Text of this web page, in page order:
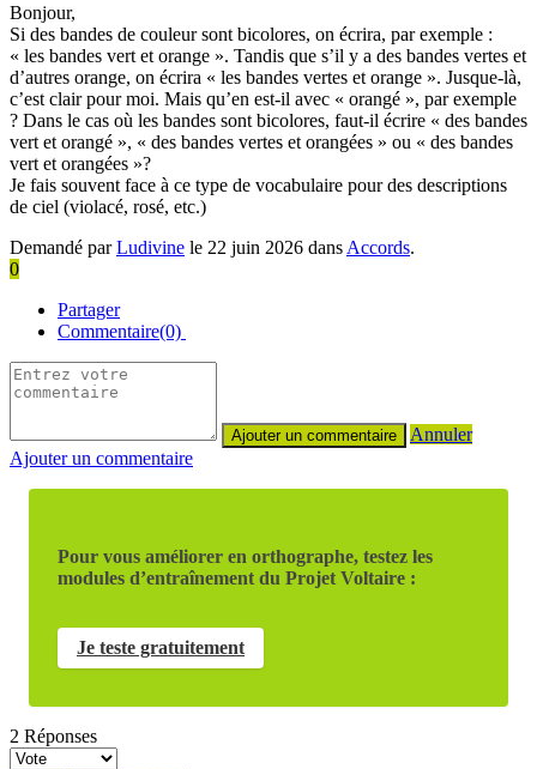
Bonjour,
Si des bandes de couleur sont bicolores, on écrira, par exemple :
« les bandes vert et orange ». Tandis que s’il y a des bandes vertes et
d’autres orange, on écrira « les bandes vertes et orange ». Jusque-là,
c’est clair pour moi. Mais qu’en est-il avec « orangé », par exemple
? Dans le cas où les bandes sont bicolores, faut-il écrire « des bandes
vert et orangé », « des bandes vertes et orangées » ou « des bandes
vert et orangées »?
Je fais souvent face à ce type de vocabulaire pour des descriptions
de ciel (violacé, rosé, etc.)
Demandé parLudivine le 22 juin 2026 dans Accords.
0
Partager
Commentaire(0)
Annuler
Ajouter un commentaire
Pour vous améliorer en orthographe, testez les
modules d’entraînement du Projet Voltaire :
Je teste gratuitement
2 Réponses